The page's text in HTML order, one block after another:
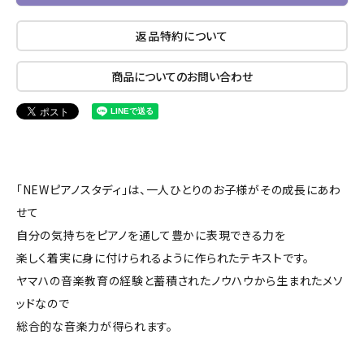
返品特約について
商品についてのお問い合わせ
「NEWピアノスタディ」は、一人ひとりのお子様がその成長にあわ
せて
自分の気持ちをピアノを通して豊かに表現できる力を
楽しく着実に身に付けられるように作られたテキストです。
ヤマハの音楽教育の経験と蓄積されたノウハウから生まれたメソ
ッドなので
総合的な音楽力が得られます。